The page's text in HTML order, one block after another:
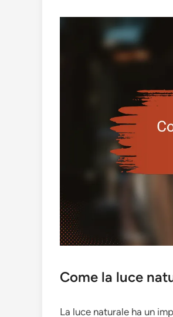
Come la luce
La luce naturale ha un